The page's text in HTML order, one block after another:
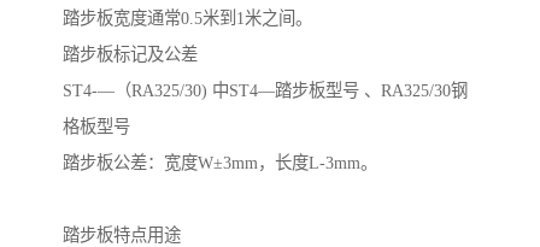
踏步板宽度通常0.5米到1米之间。
踏步板标记及公差
ST4-—（RA325/30) 中ST4—踏步板型号 、RA325/30钢
格板型号
踏步板公差：宽度W±3mm，长度L-3mm。
踏步板特点用途